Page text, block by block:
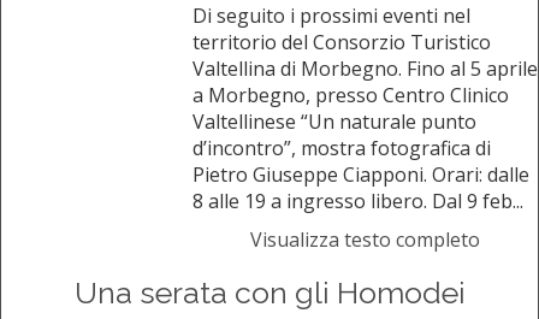
Di seguito i prossimi eventi nel
territorio del Consorzio Turistico
Valtellina di Morbegno. Fino al 5 aprile
a Morbegno, presso Centro Clinico
Valtellinese “Un naturale punto
d’incontro”, mostra fotografica di
Pietro Giuseppe Ciapponi. Orari: dalle
8 alle 19 a ingresso libero. Dal 9 feb...
Visualizza testo completo
Una serata con gli Homodei